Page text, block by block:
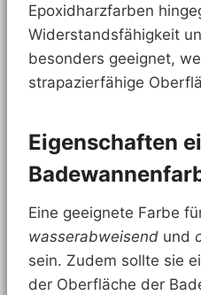
Epoxidharzfarben
Widerstandsfähigkeit
besonders geeignet,
strapazierfähige
Eigenschaften
Eine geeignete Farbe
wasserabweisend und
sein. Zudem sollte sie
der Oberfläche der